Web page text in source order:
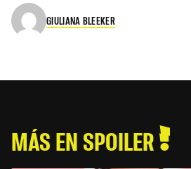
GIULIANA BLEEKER
MÁS EN SPOILER